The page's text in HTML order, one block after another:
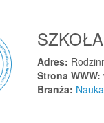
Adres:
Strona WWW:
Branża: